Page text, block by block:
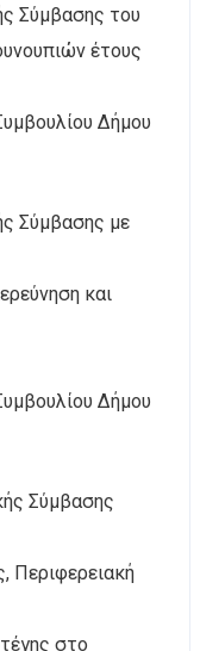
Σύμβασης του
έτους
Δήμου
Σύμβασης με
και
Δήμου
Σύμβασης
Περιφερειακή
στο